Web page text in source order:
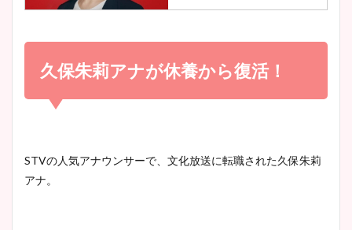
宇賀神メグアナのニット画像
小室瑛莉子のカップ画像まと
め！足が美脚でニット衣装も
かわいい！
清水麻椰アナのかわいい画
久保朱莉アナが休養から復活！
STVの人気アナウンサーで、文化放送に転職された久保朱莉
アナ。